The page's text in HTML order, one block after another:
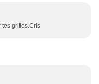
tes grilles.Cris